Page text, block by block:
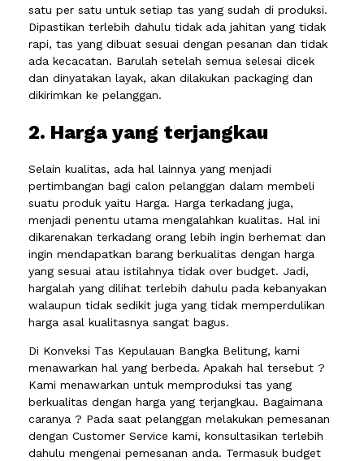
satu per satu untuk setiap tas yang sudah di produksi.
Dipastikan terlebih dahulu tidak ada jahitan yang tidak
rapi, tas yang dibuat sesuai dengan pesanan dan tidak
ada kecacatan. Barulah setelah semua selesai dicek
dan dinyatakan layak, akan dilakukan packaging dan
dikirimkan ke pelanggan.
2. Harga yang terjangkau
Selain kualitas, ada hal lainnya yang menjadi
pertimbangan bagi calon pelanggan dalam membeli
suatu produk yaitu Harga. Harga terkadang juga,
menjadi penentu utama mengalahkan kualitas. Hal ini
dikarenakan terkadang orang lebih ingin berhemat dan
ingin mendapatkan barang berkualitas dengan harga
yang sesuai atau istilahnya tidak over budget. Jadi,
hargalah yang dilihat terlebih dahulu pada kebanyakan
walaupun tidak sedikit juga yang tidak memperdulikan
harga asal kualitasnya sangat bagus.
Di Konveksi Tas Kepulauan Bangka Belitung, kami
menawarkan hal yang berbeda. Apakah hal tersebut ?
Kami menawarkan untuk memproduksi tas yang
berkualitas dengan harga yang terjangkau. Bagaimana
caranya ? Pada saat pelanggan melakukan pemesanan
dengan Customer Service kami, konsultasikan terlebih
dahulu mengenai pemesanan anda. Termasuk budget